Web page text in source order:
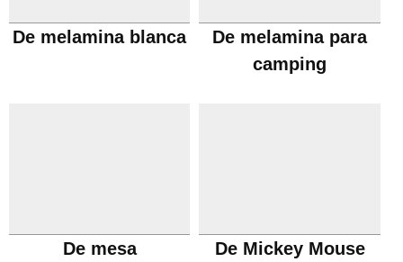
De melamina blanca
De melamina para
camping
De mesa De Mickey Mouse